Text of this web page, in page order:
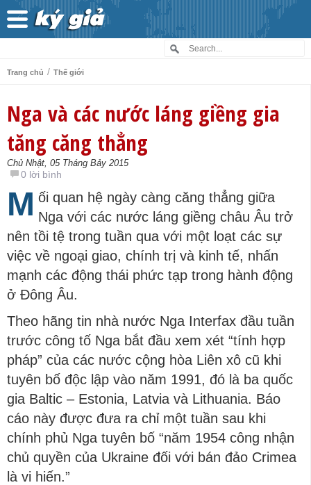
Trang chủ / Thế giới
Nga và các nước láng giềng gia
tăng căng thẳng
Chủ Nhật, 05 Tháng Bảy 2015
0 lời bình
M ối quan hệ ngày càng căng thẳng giữa
Nga với các nước láng giềng châu Âu trở
nên tồi tệ trong tuần qua với một loạt các sự
việc về ngoại giao, chính trị và kinh tế, nhấn
mạnh các động thái phức tạp trong hành động
ở Đông Âu.
Theo hãng tin nhà nước Nga Interfax đầu tuần
trước công tố Nga bắt đầu xem xét “tính hợp
pháp” của các nước cộng hòa Liên xô cũ khi
tuyên bố độc lập vào năm 1991, đó là ba quốc
gia Baltic – Estonia, Latvia và Lithuania. Báo
cáo này được đưa ra chỉ một tuần sau khi
chính phủ Nga tuyên bố “năm 1954 công nhận
chủ quyền của Ukraine đối với bán đảo Crimea
là vi hiến.”